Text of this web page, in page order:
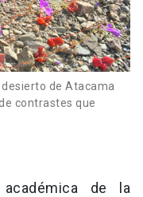
de Atacama
contrastes que
de la